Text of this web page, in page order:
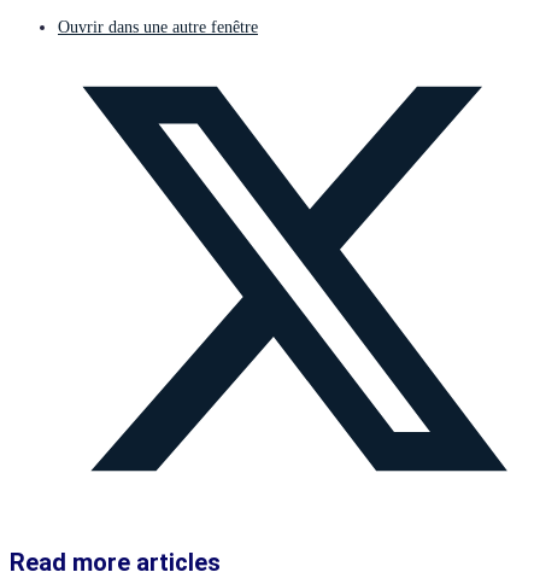
Ouvrir dans une autre fenêtre
Read more articles